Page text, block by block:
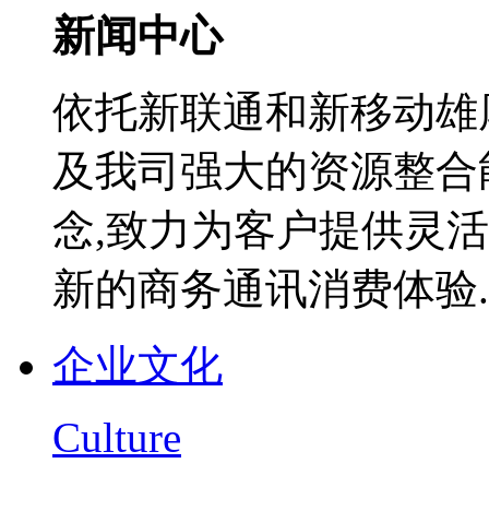
新闻中心
依托新联通和新移动
及我司强大的资源整
念,致力为客户提供灵
新的商务通讯消费体验
企业文化
Culture